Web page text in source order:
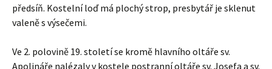
předsíň. Kostelní loď má plochý strop, presbytář je sklenut
valeně s výsečemi.
Ve 2. polovině 19. století se kromě hlavního oltáře sv.
Apolináře nalézaly v kostele postranní oltáře sv. Josefa a sv.